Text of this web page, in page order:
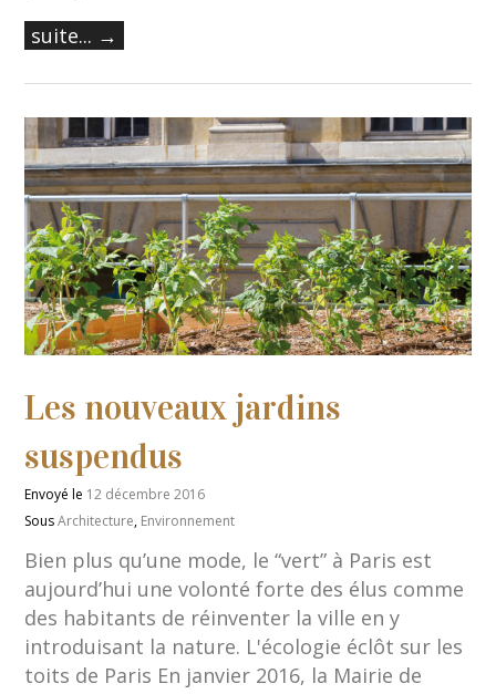
suite... →
Les nouveaux jardins
suspendus
Envoyé le 12 décembre 2016
SousArchitecture, Environnement
Bien plus qu’une mode, le “vert” à Paris est
aujourd’hui une volonté forte des élus comme
des habitants de réinventer la ville en y
introduisant la nature. L'écologie éclôt sur les
toits de Paris En janvier 2016, la Mairie de